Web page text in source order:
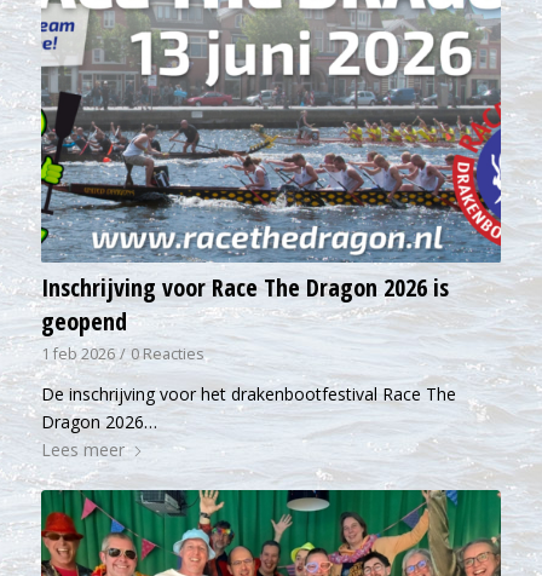
Inschrijving voor Race The Dragon 2026 is
geopend
1 feb 2026 / 0 Reacties
De inschrijving voor het drakenbootfestival Race The
Dragon 2026…
Lees meer